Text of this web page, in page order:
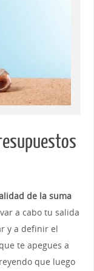
de la suma
a cabo tu salida
y a definir el
te apegues a
que luego